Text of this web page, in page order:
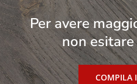
Per avere
non
COMPILA